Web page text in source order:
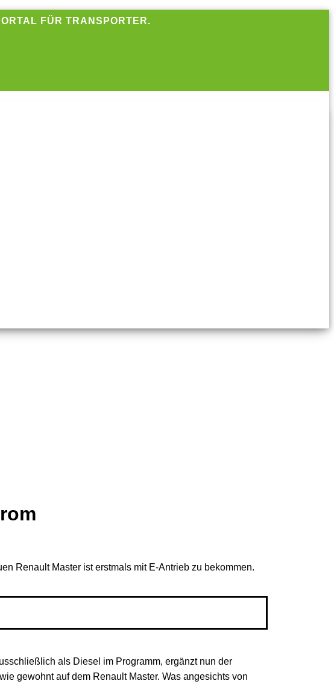
FÜR TRANSPORTER.
Renault Master ist erstmals mit E-Antrieb zu bekommen.
als Diesel im Programm, ergänzt nun der
gewohnt auf dem Renault Master. Was angesichts von